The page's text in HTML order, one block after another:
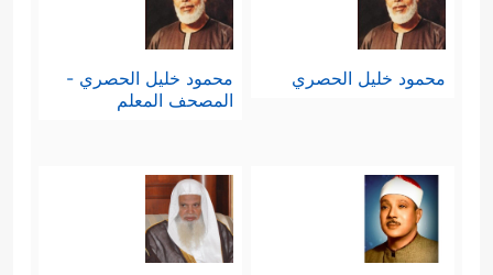
محمود خليل الحصري
محمود خليل الحصري -
المصحف المعلم